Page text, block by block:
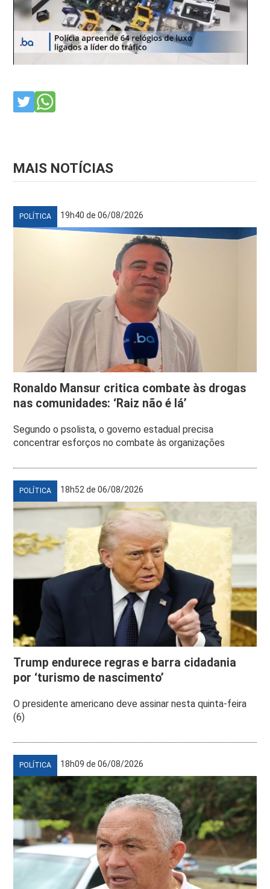
MAIS NOTÍCIAS
POLÍTICA 19h40 de 06/08/2026
Ronaldo Mansur critica combate às drogas
nas comunidades: ‘Raiz não é lá’
Segundo o psolista, o governo estadual precisa
concentrar esforços no combate às organizações
POLÍTICA 18h52 de 06/08/2026
Trump endurece regras e barra cidadania
por ‘turismo de nascimento’
O presidente americano deve assinar nesta quinta-feira
(6)
POLÍTICA 18h09 de 06/08/2026